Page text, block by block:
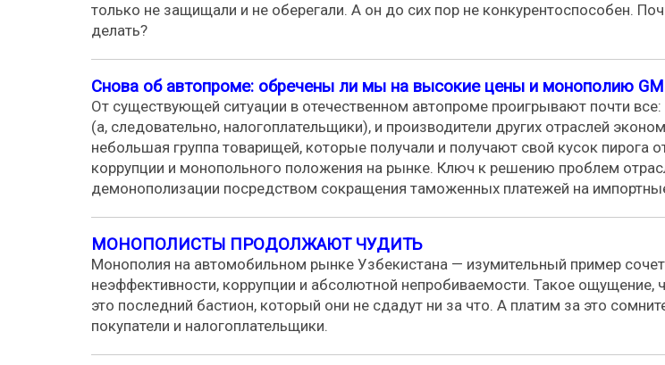
только не защищали и не оберегали. А он до сих пор не конкурентоспособен.
делать?
Снова об автопроме: обречены ли мы на высокие цены и монополию GM
От существующей ситуации в отечественном автопроме проигрывают почти
(а, следовательно, налогоплательщики), и производители других отраслей
небольшая группа товарищей, которые получали и получают свой кусок пирога
коррупции и монопольного положения на рынке. Ключ к решению проблем
демонополизации посредством сокращения таможенных платежей на
МОНОПОЛИСТЫ ПРОДОЛЖАЮТ ЧУДИТЬ
Монополия на автомобильном рынке Узбекистана — изумительный пример
неэффективности, коррупции и абсолютной непробиваемости. Такое ощущение,
это последний бастион, который они не сдадут ни за что. А платим за это
покупатели и налогоплательщики.